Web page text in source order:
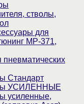
стволы,
для
МР-371,
Стандарт
УСИЛЕННЫЕ
усиленные,